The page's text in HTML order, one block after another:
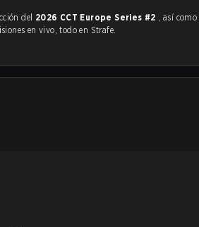
del 2026 CCT Europe Series #2 , así como VODs,
en vivo, todo en Strafe.